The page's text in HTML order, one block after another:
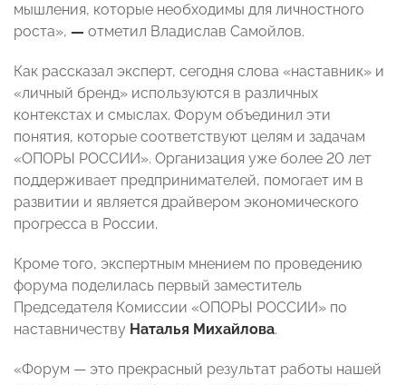
мышления, которые необходимы для личностного
роста», — отметил Владислав Самойлов.
Как рассказал эксперт, сегодня слова «наставник» и
«личный бренд» используются в различных
контекстах и смыслах. Форум объединил эти
понятия, которые соответствуют целям и задачам
«ОПОРЫ РОССИИ». Организация уже более 20 лет
поддерживает предпринимателей, помогает им в
развитии и является драйвером экономического
прогресса в России.
Кроме того, экспертным мнением по проведению
форума поделилась первый заместитель
Председателя Комиссии «ОПОРЫ РОССИИ» по
наставничеству Наталья Михайлова.
«Форум — это прекрасный результат работы нашей